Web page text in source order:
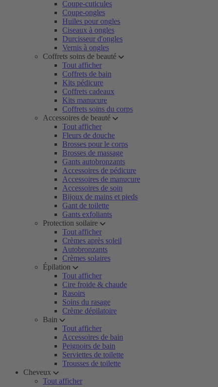
Coupe-cuticules
Coupe-ongles
Huiles pour ongles
Ciseaux à ongles
Durcisseur d'ongles
Vernis à ongles
Coffrets soins de beauté
Tout afficher
Coffrets de bain
Kits pédicure
Coffrets cadeaux
Kits manucure
Coffrets soins du corps
Accessoires de beauté
Tout afficher
Fleurs de douche
Brosses pour le corps
Brosses de massage
Gants autobronzants
Accessoires de pédicure
Accessoires de manucure
Accessoires de soin
Bijoux de mains et pieds
Gant de toilette
Gants exfoliants
Protection soilaire
Tout afficher
Crèmes après soleil
Autobronzants
Crèmes solaires
Épilation
Tout afficher
Cire froide & chaude
Rasoirs
Soins du rasage
Crème dépilatoire
Bain
Tout afficher
Accessoires de bain
Peignoirs de bain
Serviettes de toilette
Trousses de toilette
Cheveux
Tout afficher